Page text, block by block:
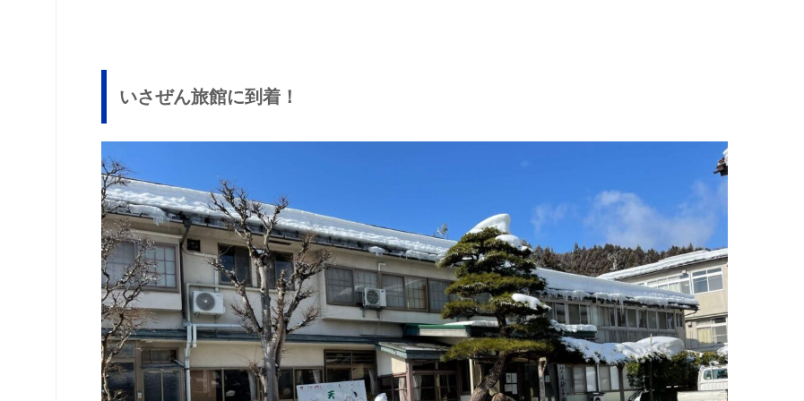
いさぜん旅館に到着！